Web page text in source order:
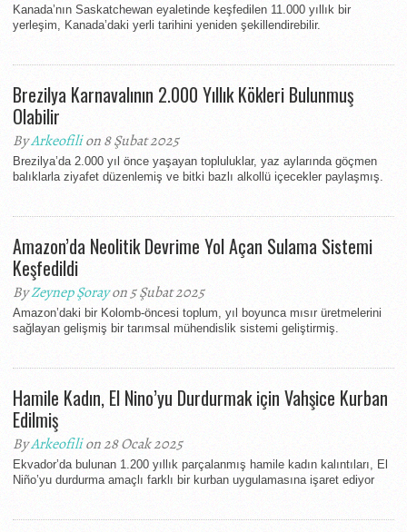
Kanada’nın Saskatchewan eyaletinde keşfedilen 11.000 yıllık bir
yerleşim, Kanada’daki yerli tarihini yeniden şekillendirebilir.
Brezilya Karnavalının 2.000 Yıllık Kökleri Bulunmuş
Olabilir
ByArkeofilion 8 Şubat 2025
Brezilya’da 2.000 yıl önce yaşayan topluluklar, yaz aylarında göçmen
balıklarla ziyafet düzenlemiş ve bitki bazlı alkollü içecekler paylaşmış.
Amazon’da Neolitik Devrime Yol Açan Sulama Sistemi
Keşfedildi
ByZeynep Şorayon 5 Şubat 2025
Amazon’daki bir Kolomb-öncesi toplum, yıl boyunca mısır üretmelerini
sağlayan gelişmiş bir tarımsal mühendislik sistemi geliştirmiş.
Hamile Kadın, El Nino’yu Durdurmak için Vahşice Kurban
Edilmiş
ByArkeofilion 28 Ocak 2025
Ekvador’da bulunan 1.200 yıllık parçalanmış hamile kadın kalıntıları, El
Niño’yu durdurma amaçlı farklı bir kurban uygulamasına işaret ediyor